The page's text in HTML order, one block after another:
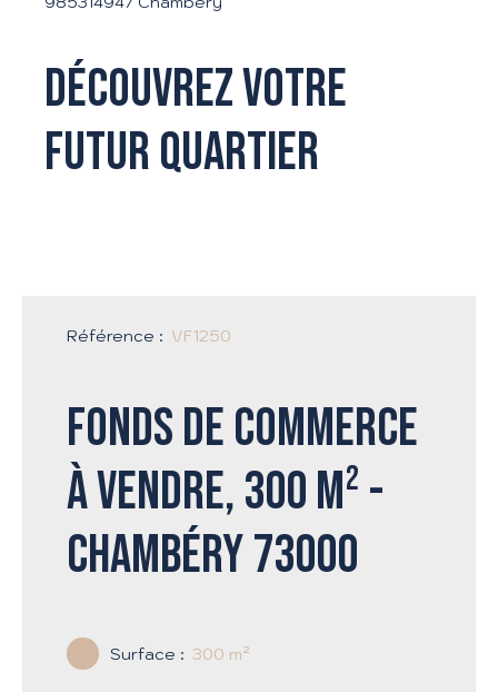
Découvrez votre
futur quartier
Référence : VF1250
Fonds de commerce
à vendre, 300 m² -
Chambéry 73000
Surface : 300 m²